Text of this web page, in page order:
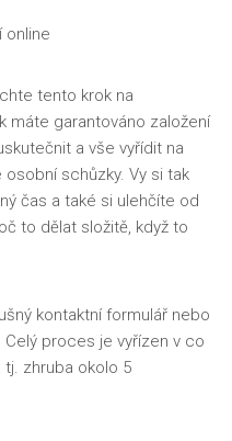
online
tento krok na
máte garantováno založení
a vše vyřídit na
schůzky. Vy si tak
čas a také si ulehčíte od
to dělat složitě, když to
kontaktní formulář nebo
proces je vyřízen v co
tj. zhruba okolo 5